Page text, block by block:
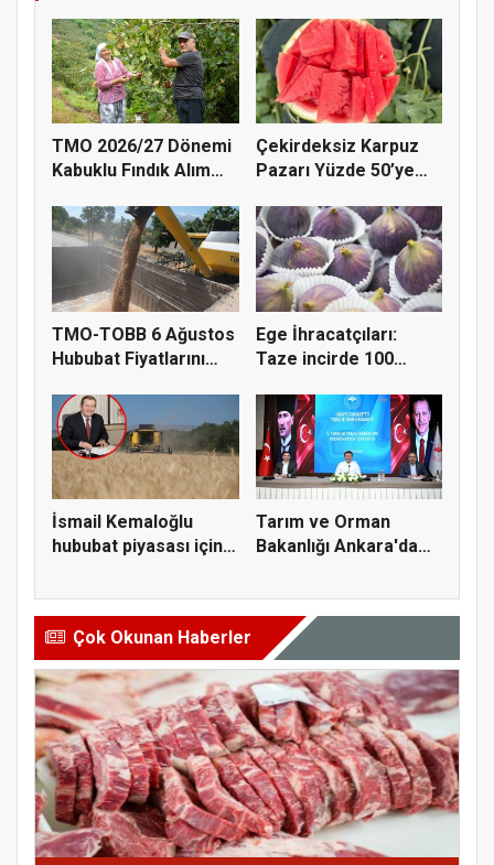
TMO 2026/27 Dönemi
Kabuklu Fındık Alım
Çekirdeksiz Karpuz
Pazarı Yüzde 50’ye
TMO-TOBB 6 Ağustos
Hububat Fiyatlarını
Ege İhracatçıları:
Taze incirde 100
İsmail Kemaloğlu
hububat piyasası için 4
Tarım ve Orman
Bakanlığı Ankara'da
Çok Okunan Haberler